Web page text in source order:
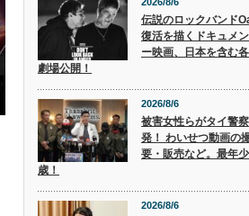
伝説のロックバンド
復活を描くドキュメ
ー映画、日本を含む
劇場公開！
2026/8/6
被害女性らがタイ警
発！ わいせつ動画の
要・販売など。最年
歳！
2026/8/6